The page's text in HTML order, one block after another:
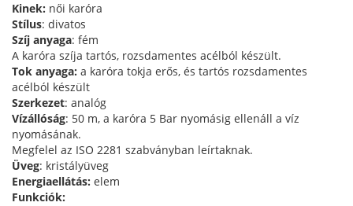
Kinek: női karóra
Stílus: divatos
Szíj anyaga: fém
A karóra szíja tartós, rozsdamentes acélból készült.
Tok anyaga: a karóra tokja erős, és tartós rozsdamentes
acélból készült
Szerkezet: analóg
Vízállóság: 50 m, a karóra 5 Bar nyomásig ellenáll a víz
nyomásának.
Megfelel az ISO 2281 szabványban leírtaknak.
Üveg: kristályüveg
Energiaellátás: elem
Funkciók: